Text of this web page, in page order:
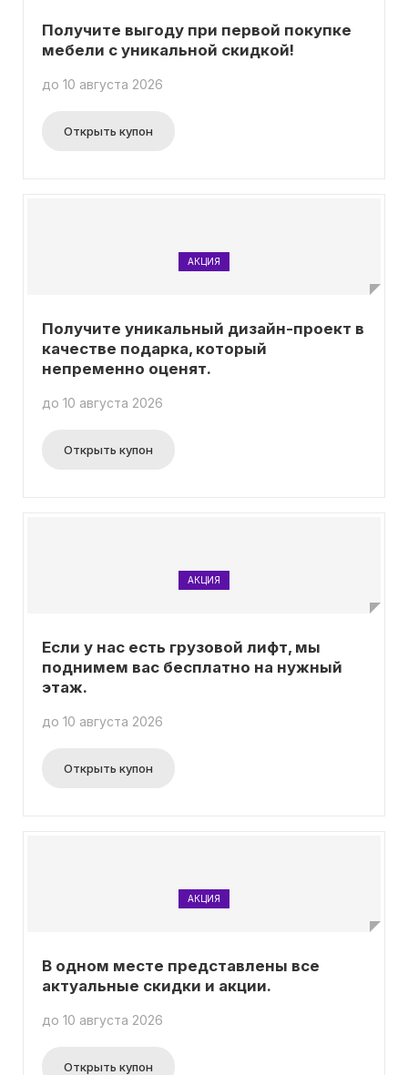
Получите выгоду при первой покупке
мебели с уникальной скидкой!
до 10 августа 2026
Открыть купон
АКЦИЯ
Получите уникальный дизайн-проект в
качестве подарка, который
непременно оценят.
до 10 августа 2026
Открыть купон
АКЦИЯ
Если у нас есть грузовой лифт, мы
поднимем вас бесплатно на нужный
этаж.
до 10 августа 2026
Открыть купон
АКЦИЯ
В одном месте представлены все
актуальные скидки и акции.
до 10 августа 2026
Открыть купон